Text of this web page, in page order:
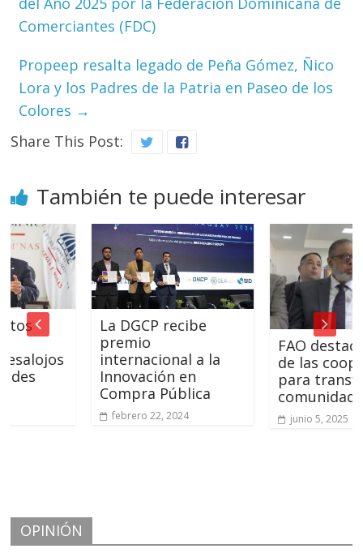
Comerciantes (FDC)
Propeep resalta legado de Peña Gómez, Ñico
Lora y los Padres de la Patria en Paseo de los
Colores →
Share This Post:
También te puede interesar
La DGCP recibe
premio
internacional a la
Innovación en
Compra Pública
febrero 22, 2024
FAO destaca
de las
para
comunidades
junio 5, 2025
OPINIÓN